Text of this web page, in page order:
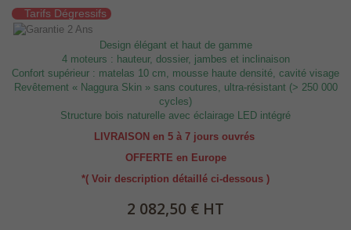
Tarifs Dégressifs
Design élégant et haut de gamme
4 moteurs : hauteur, dossier, jambes et inclinaison
Confort supérieur : matelas 10 cm, mousse haute densité, cavité visage
Revêtement « Naggura Skin » sans coutures, ultra-résistant (> 250 000
cycles)
Structure bois naturelle avec éclairage LED intégré
LIVRAISON en 5 à 7 jours ouvrés
OFFERTE en Europe
*( Voir description détaillé ci-dessous )
2 082,50 € HT